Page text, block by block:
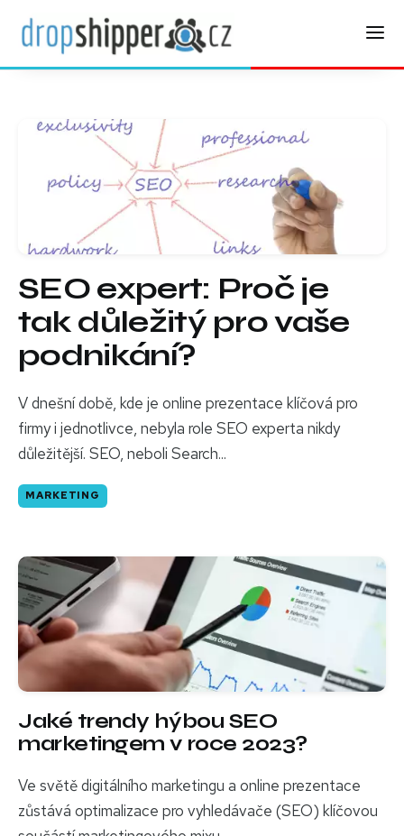
SEO expert: Proč je
tak důležitý pro vaše
podnikání?
V dnešní době, kde je online prezentace klíčová pro
firmy i jednotlivce, nebyla role SEO experta nikdy
důležitější. SEO, neboli Search...
MARKETING
Jaké trendy hýbou SEO
marketingem v roce 2023?
Ve světě digitálního marketingu a online prezentace
zůstává optimalizace pro vyhledávače (SEO) klíčovou